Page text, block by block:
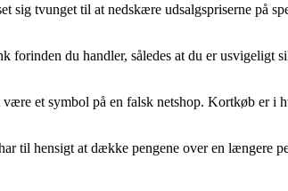
sig tvunget til at nedskære udsalgspriserne på
du handler, således at du er usvigeligt
et symbol på en falsk netshop. Kortkøb er i
til hensigt at dække pengene over en længere